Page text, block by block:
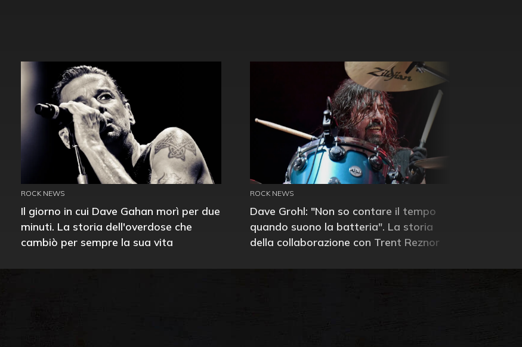
ROCK NEWS
Il giorno in cui Dave Gahan morì per due
minuti. La storia dell'overdose che
cambiò per sempre la sua vita
ROCK NEWS
Dave Grohl: "Non so contare il tempo
quando suono la batteria". La storia
della collaborazione con Trent Reznor